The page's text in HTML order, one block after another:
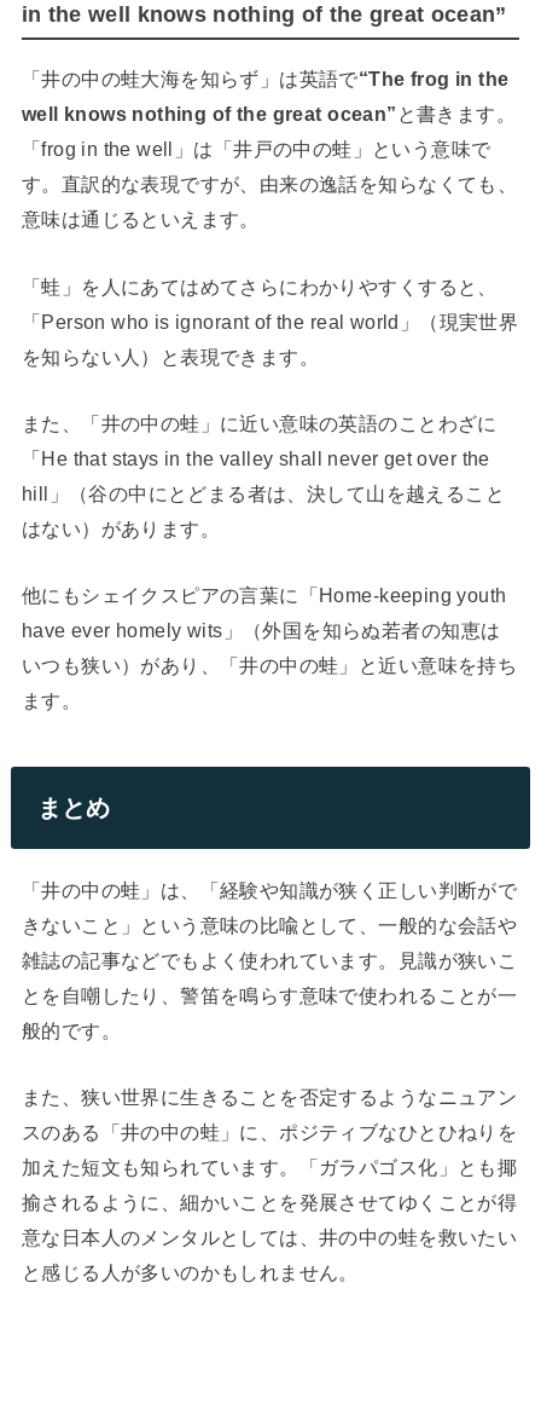
in the well knows nothing of the great ocean”
「井の中の蛙大海を知らず」は英語で“The frog in the
well knows nothing of the great ocean” と書きます。
「frog in the well」は「井戸の中の蛙」という意味で
す。直訳的な表現ですが、由来の逸話を知らなくても、
意味は通じるといえます。
「蛙」を人にあてはめてさらにわかりやすくすると、
「Person who is ignorant of the real world」（現実世界
を知らない人）と表現できます。
また、「井の中の蛙」に近い意味の英語のことわざに
「He that stays in the valley shall never get over the
hill」（谷の中にとどまる者は、決して山を越えること
はない）があります。
他にもシェイクスピアの言葉に「Home-keeping youth
have ever homely wits」（外国を知らぬ若者の知恵は
いつも狭い）があり、「井の中の蛙」と近い意味を持ち
ます。
まとめ
「井の中の蛙」は、「経験や知識が狭く正しい判断がで
きないこと」という意味の比喩として、一般的な会話や
雑誌の記事などでもよく使われています。見識が狭いこ
とを自嘲したり、警笛を鳴らす意味で使われることが一
般的です。
また、狭い世界に生きることを否定するようなニュアン
スのある「井の中の蛙」に、ポジティブなひとひねりを
加えた短文も知られています。「ガラパゴス化」とも揶
揄されるように、細かいことを発展させてゆくことが得
意な日本人のメンタルとしては、井の中の蛙を救いたい
と感じる人が多いのかもしれません。